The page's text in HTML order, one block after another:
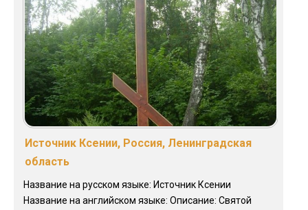
Источник Ксении, Россия, Ленинградская
область
Название на русском языке: Источник Ксении
Название на английском языке: Описание: Святой